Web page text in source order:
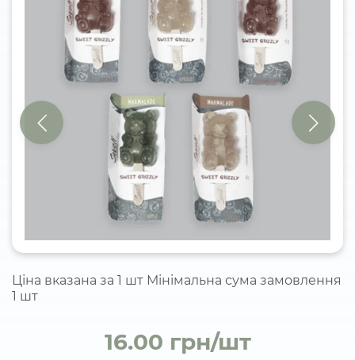
Ціна вказана за 1 шт Мінімальна сума замовлення
1 шт
16.00 грн/шт